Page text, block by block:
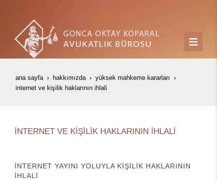
ana sayfa hakkımızda
yüksek mahkeme kararları
i̇nternet ve ki̇şi̇li̇k haklarinin i̇hlali̇
İNTERNET VE KİŞİLİK HAKLARININ İHLALİ
İNTERNET YAYINI YOLUYLA KİŞİLİK HAKLARININ
İHLALİ